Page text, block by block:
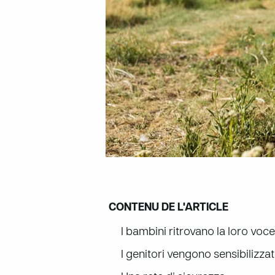
CONTENU DE L'ARTICLE
I bambini ritrovano la loro voce
I genitori vengono